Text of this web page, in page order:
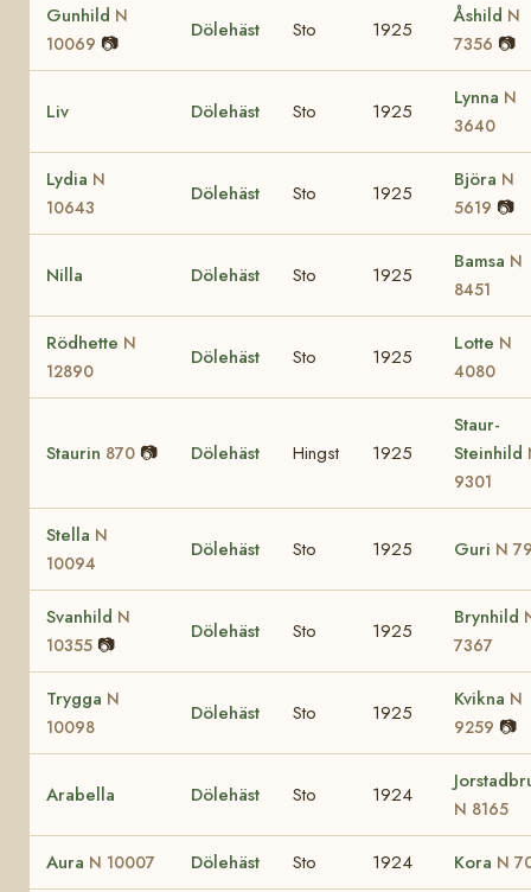
Gunhild N
10069 📷
Dölehäst Sto 1925
Åshild N
7356 📷
Liv Dölehäst Sto 1925
Lynna N
3640
Lydia N
10643
Dölehäst Sto 1925
Björa N
5619 📷
Nilla Dölehäst Sto 1925
Bamsa N
8451
Rödhette N
12890
Dölehäst Sto 1925
Lotte N
4080
Staurin 870 📷 Dölehäst Hingst 1925
Staur-
Steinhild
9301
Stella N
10094
Dölehäst Sto 1925 Guri N
Svanhild N
10355 📷
Dölehäst Sto 1925
Brynhild
7367
Trygga N
10098
Dölehäst Sto 1925
Kvikna N
9259 📷
Arabella Dölehäst Sto 1924
N 8165
Aura N 10007 Dölehäst Sto 1924 Kora N